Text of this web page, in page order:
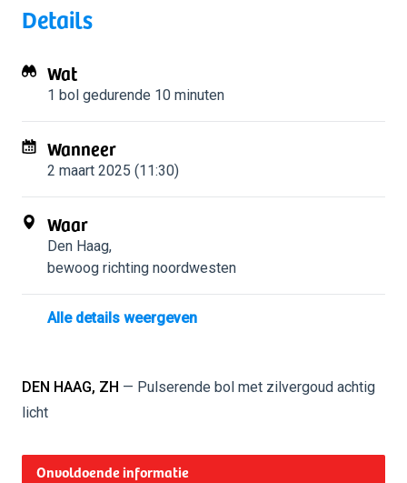
Details
Wat
1 bol gedurende 10 minuten
Wanneer
2 maart 2025 (11:30)
Waar
Den Haag,
bewoog richting noordwesten
Alle details weergeven
DEN HAAG, ZH — Pulserende bol met zilvergoud achtig
licht
Onvoldoende informatie